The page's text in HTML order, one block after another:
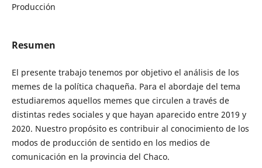
Producción
Resumen
El presente trabajo tenemos por objetivo el análisis de los
memes de la política chaqueña. Para el abordaje del tema
estudiaremos aquellos memes que circulen a través de
distintas redes sociales y que hayan aparecido entre 2019 y
2020. Nuestro propósito es contribuir al conocimiento de los
modos de producción de sentido en los medios de
comunicación en la provincia del Chaco.